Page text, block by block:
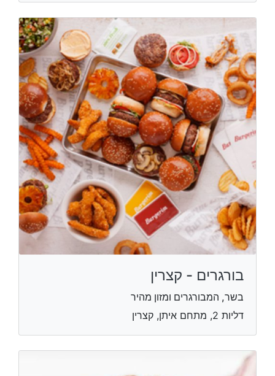
בורגרים - קצרין
בשר, המבורגרים ומזון מהיר
דליות 2, מתחם איתן, קצרין